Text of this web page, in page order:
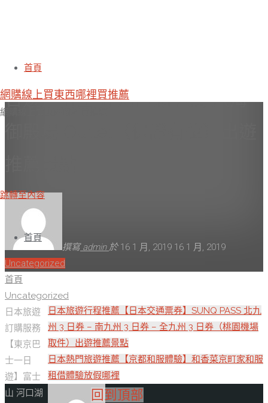
首頁
網購線上買東西哪裡買推薦
網購線上買東西哪裡買推薦
跳轉至內容
首頁
日本旅遊訂購服務【東京巴士一
日遊】富士山 河口湖 忍野八海
撰寫 admin 於 16 1 月, 2019 16 1 月, 2019
Uncategorized
首頁
Uncategorized
日本旅遊
訂購服務
【東京巴
士一日
遊】富士
山 河口湖
日本旅遊行程推薦【日本交通票券】SUNQ PASS 北九
州 3 日券 – 南九州 3 日券 – 全九州 3 日券（桃園機場
取件）出遊推薦景點
日本熱門旅遊推薦【京都和服體驗】和香菜京町家和服
租借體驗放假哪裡
回到頂部